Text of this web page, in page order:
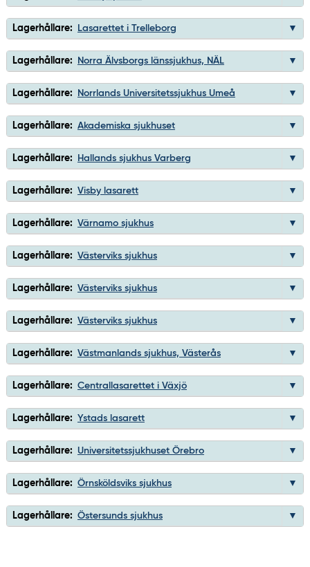
Lagerhållare: Lasarettet i Trelleborg
Lagerhållare: Norra Älvsborgs länssjukhus, NÄL
Lagerhållare: Norrlands Universitetssjukhus Umeå
Lagerhållare: Akademiska sjukhuset
Lagerhållare: Hallands sjukhus Varberg
Lagerhållare: Visby lasarett
Lagerhållare: Värnamo sjukhus
Lagerhållare: Västerviks sjukhus
Lagerhållare: Västerviks sjukhus
Lagerhållare: Västerviks sjukhus
Lagerhållare: Västmanlands sjukhus, Västerås
Lagerhållare: Centrallasarettet i Växjö
Lagerhållare: Ystads lasarett
Lagerhållare: Universitetssjukhuset Örebro
Lagerhållare: Örnsköldsviks sjukhus
Lagerhållare: Östersunds sjukhus